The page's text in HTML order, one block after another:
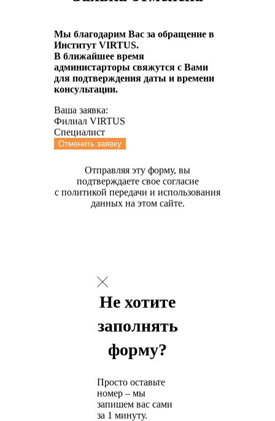
Мы благодарим Вас за обращение в
Институт VIRTUS.
В ближайшее время
администарторы свяжутся с Вами
для подтверждения даты и времени
консультации.
Ваша заявка:
Филиал VIRTUS
Специалист
Отменить заявку
Отправляя эту форму, вы
подтверждаете свое согласие
с политикой передачи и использования
данных на этом сайте.
Не хотите
заполнять
форму?
Просто оставьте
номер – мы
запишем вас сами
за 1 минуту.